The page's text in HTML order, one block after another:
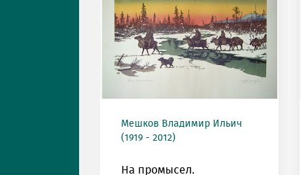
Мешков Владимир Ильич
(1919 - 2012)
На промысел.